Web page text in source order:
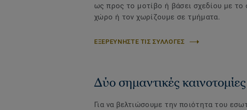
ως προς το μοτίβο ή βάσει σχεδίου με
χώρο ή τον χωρίζουμε σε τμήματα.
ΕΞΕΡΕΥΝΗΣΤΕ ΤΙΣ ΣΥΛΛΟΓΕΣ
Δύο σημαντικές
Για να βελτιώσουμε την ποιότητα του